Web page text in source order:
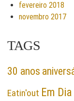
fevereiro 2018
novembro 2017
TAGS
30 anos
Eatin'out Em Dia